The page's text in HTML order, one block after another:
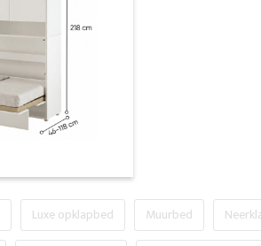
Luxe opklapbed Muurbed